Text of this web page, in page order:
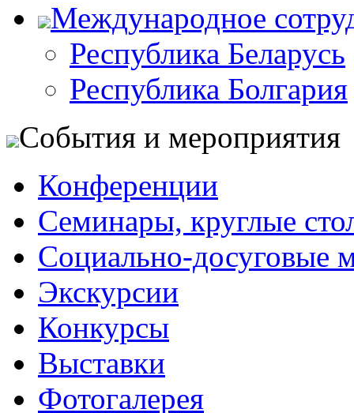
Международное
Республика Беларусь
Республика Болгария
События и мероприятия
Конференции
Семинары, круглые
Социально-досуговые
Экскурсии
Конкурсы
Выставки
Фотогалерея